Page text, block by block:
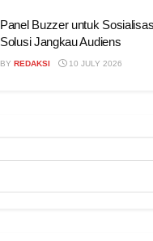
Panel Buzzer untuk
Solusi Jangkau Audiens
BY REDAKSI 10 JULY 2026